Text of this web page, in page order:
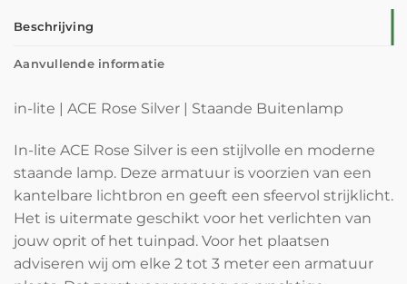
Beschrijving
Aanvullende informatie
in-lite | ACE Rose Silver | Staande Buitenlamp
In-lite ACE Rose Silver is een stijlvolle en moderne
staande lamp. Deze armatuur is voorzien van een
kantelbare lichtbron en geeft een sfeervol strijklicht.
Het is uitermate geschikt voor het verlichten van
jouw oprit of het tuinpad. Voor het plaatsen
adviseren wij om elke 2 tot 3 meter een armatuur